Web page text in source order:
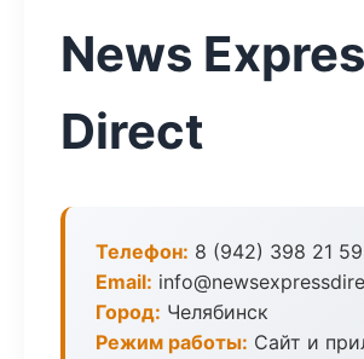
News
Direct
Телефон: 8 (942) 398 21 59
Email:
Город: Челябинск
Режим работы: Сайт и